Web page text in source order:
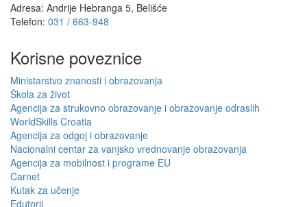
Adresa: Andrije Hebranga 5, Belišće
Telefon: 031 / 663-948
Korisne poveznice
Ministarstvo znanosti i obrazovanja
Škola za život
Agencija za strukovno obrazovanje i obrazovanje odraslih
WorldSkills Croatia
Agencija za odgoj i obrazovanje
Nacionalni centar za vanjsko vrednovanje obrazovanja
Agencija za mobilnost i programe EU
Carnet
Kutak za učenje
Edutorij